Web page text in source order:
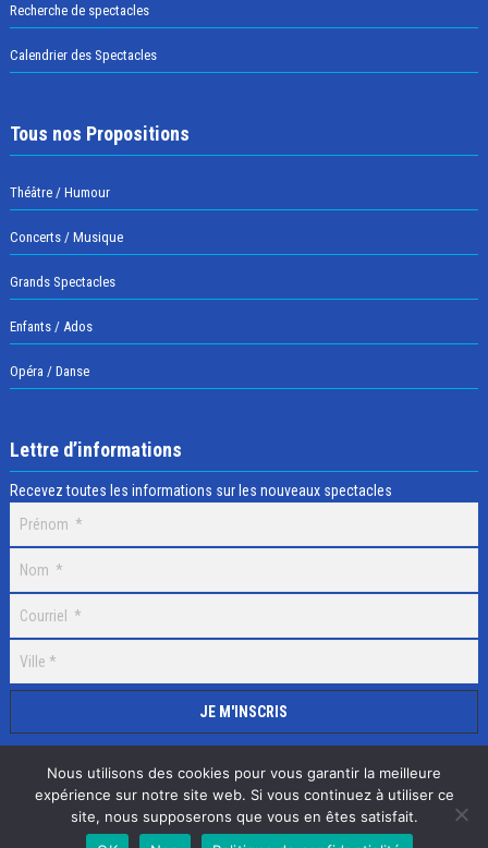
Recherche de spectacles
Calendrier des Spectacles
Tous nos Propositions
Théâtre / Humour
Concerts / Musique
Grands Spectacles
Enfants / Ados
Opéra / Danse
Lettre d’informations
Recevez toutes les informations sur les nouveaux spectacles
Selectick © 2020 Tous droits réservés, RéalisationAdamaco
Nous utilisons des cookies pour vous garantir la meilleure
expérience sur notre site web. Si vous continuez à utiliser ce
site, nous supposerons que vous en êtes satisfait.